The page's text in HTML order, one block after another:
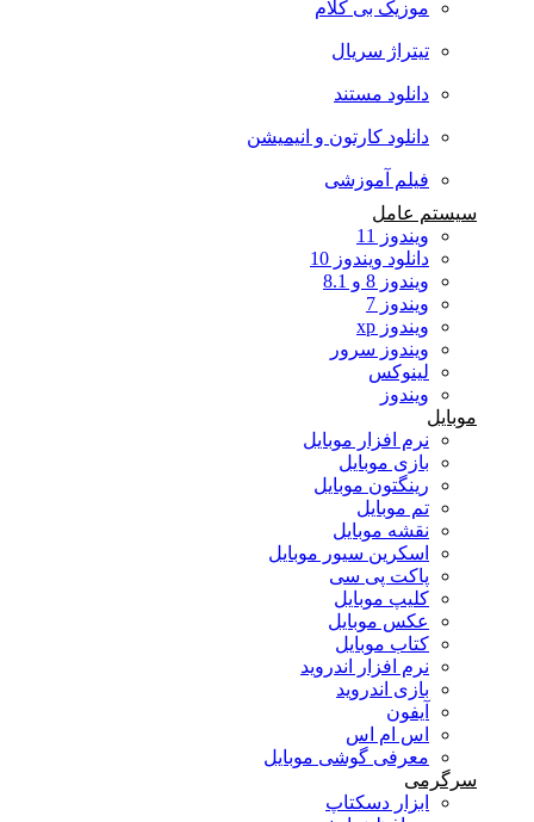
موزیک بی کلام
تیتراژ سریال
دانلود مستند
دانلود کارتون و انیمیشن
فیلم آموزشی
سیستم عامل
ویندوز 11
دانلود ویندوز 10
ویندوز 8 و 8.1
ویندوز 7
ویندوز xp
ویندوز سرور
لینوکس
ویندوز
موبایل
نرم افزار موبایل
بازی موبایل
رینگتون موبایل
تم موبایل
نقشه موبایل
اسکرین سیور موبایل
پاکت پی سی
کلیپ موبایل
عکس موبایل
کتاب موبایل
نرم افزار اندروید
بازی اندروید
آیفون
اس ام اس
معرفی گوشی موبایل
سرگرمی
ابزار دسکتاپ